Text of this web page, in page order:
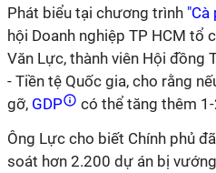
Phát biểu tại chương trình
hội Doanh nghiệp TP HCM tổ
Văn Lực, thành viên Hội đồng
- Tiền tệ Quốc gia, cho rằng
gỡ, GDP
có thể tăng thêm 1-
Ông Lực cho biết Chính phủ
soát hơn 2.200 dự án bị